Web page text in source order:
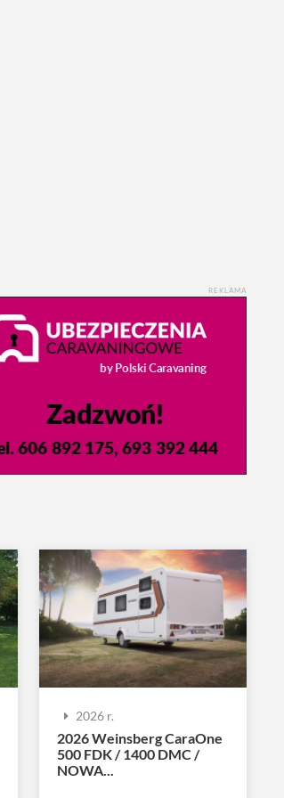
REKLAMA
2026 r.
2026 Weinsberg CaraOne
500 FDK / 1400 DMC /
NOWA...